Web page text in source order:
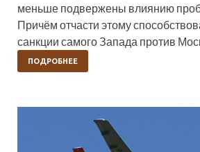
меньше подвержены влиянию
Причём отчасти этому
санкции самого Запада против
ПОДРОБНЕЕ